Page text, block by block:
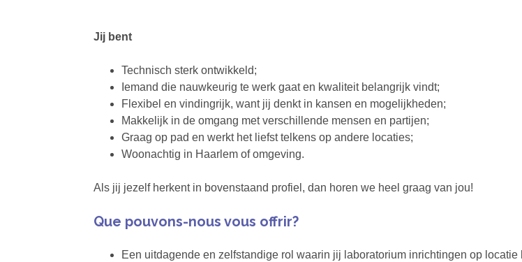
Jij bent
Technisch sterk ontwikkeld;
Iemand die nauwkeurig te werk gaat en kwaliteit belangrijk vindt;
Flexibel en vindingrijk, want jij denkt in kansen en mogelijkheden;
Makkelijk in de omgang met verschillende mensen en partijen;
Graag op pad en werkt het liefst telkens op andere locaties;
Woonachtig in Haarlem of omgeving.
Als jij jezelf herkent in bovenstaand profiel, dan horen we heel graag van jou!
Que pouvons-nous vous offrir?
Een uitdagende en zelfstandige rol waarin jij laboratorium inrichtingen op